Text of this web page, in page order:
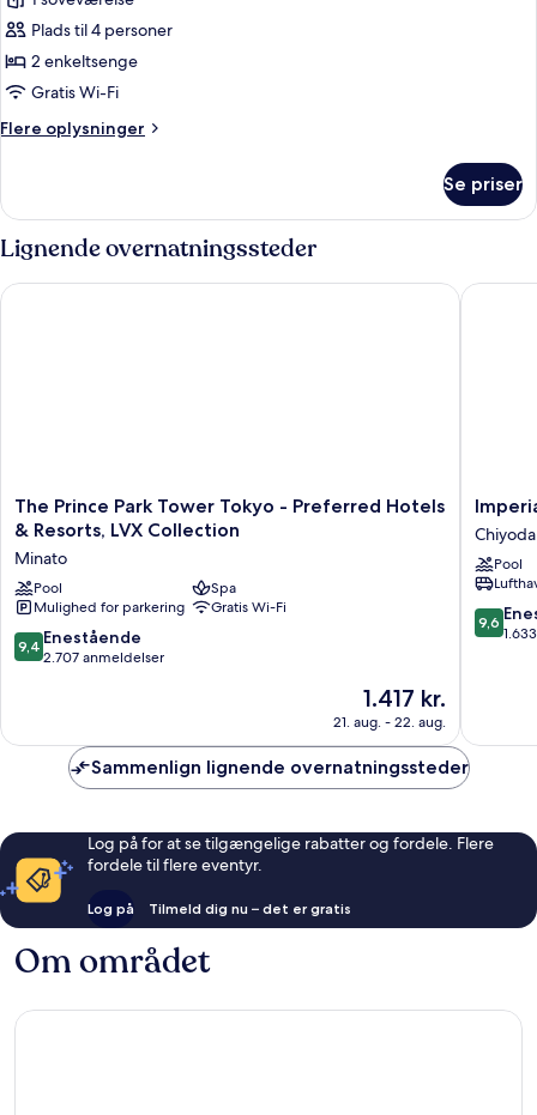
værelse
-
2
(Accessible)
Plads til 4 personer
2 enkeltsenge
Gratis Wi-Fi
Flere oplysninger
Flere
værelse
2
(Accessible)
Se priser
Lignende overnatningssteder
The
Prince
Tower
Tokyo
-
Preferred
Hotels
Collection
The Prince Park Tower Tokyo - Preferred Hotels
& Resorts, LVX Collection
Minato
Pool
Spa
Mulighed for parkering
Gratis Wi-Fi
9.4
ud
2.707
anmeldelser
9,4 Enestående
2.707 anmeldelser
Prisen
er
1.417 kr.
1.417 kr.
21. aug. - 22. aug.
The Prince Park Tower Tokyo - Preferred Hotels & Resorts,
Imperial
Hotel,
Tokyo
Chiyoda
Chiyoda
Pool
9.6
ud
9,6
Imperial
Sammenlign lignende overnatningssteder
Log på for at se tilgængelige rabatter og fordele. Flere
fordele til flere eventyr.
Log på Tilmeld dig nu – det er gratis
Om området